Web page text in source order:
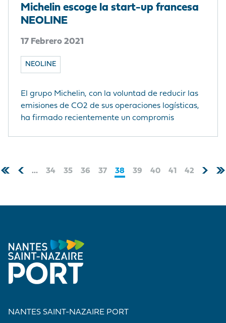
Michelin escoge la start-up francesa
NEOLINE
17 Febrero 2021
NEOLINE
El grupo Michelin, con la voluntad de reducir las
emisiones de CO2 de sus operaciones logísticas,
ha firmado recientemente un compromis
Paginación
… Página
34 Página
35 Página
36 Página
37
Página
38 Página
39 Página
40 Página
41 Página
42
NANTES SAINT-NAZAIRE PORT